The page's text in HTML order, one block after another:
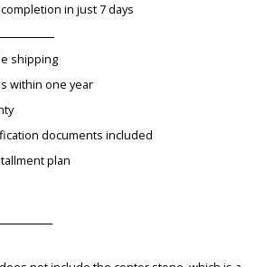
in just 7 days
shipping
within one year
documents included
plan